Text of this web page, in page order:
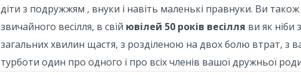
діти з подружжям , внуки і навіть маленькі правнуки. Ви
звичайного весілля, в свій ювілей 50 років весілля ви як
загальних хвилин щастя, з розділеною на двох болю втрат, з
турботи один про одного і про всіх членів вашої дружньої